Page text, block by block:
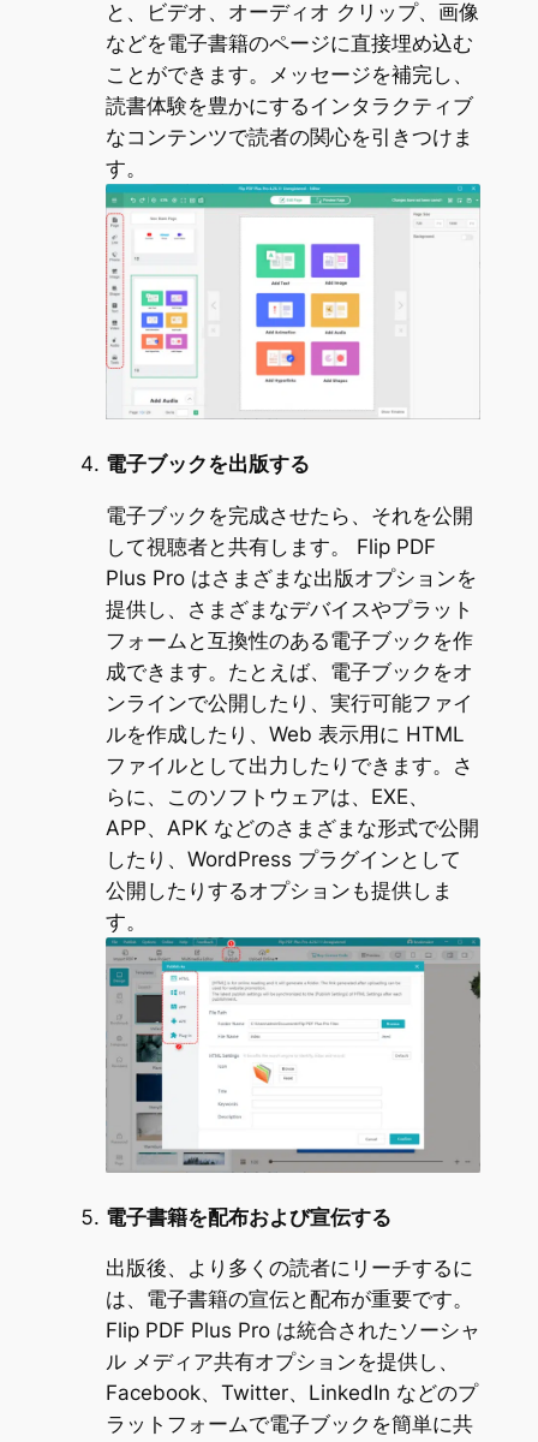
と、ビデオ、オーディオ クリップ、画像
などを電子書籍のページに直接埋め込む
ことができます。メッセージを補完し、
読書体験を豊かにするインタラクティブ
なコンテンツで読者の関心を引きつけま
す。
電子ブックを出版する
電子ブックを完成させたら、それを公開
して視聴者と共有します。 Flip PDF
Plus Pro はさまざまな出版オプションを
提供し、さまざまなデバイスやプラット
フォームと互換性のある電子ブックを作
成できます。たとえば、電子ブックをオ
ンラインで公開したり、実行可能ファイ
ルを作成したり、Web 表示用に HTML
ファイルとして出力したりできます。さ
らに、このソフトウェアは、EXE、
APP、APK などのさまざまな形式で公開
したり、WordPress プラグインとして
公開したりするオプションも提供しま
す。
電子書籍を配布および宣伝する
出版後、より多くの読者にリーチするに
は、電子書籍の宣伝と配布が重要です。
Flip PDF Plus Pro は統合されたソーシャ
ル メディア共有オプションを提供し、
Facebook、Twitter、LinkedIn などのプ
ラットフォームで電子ブックを簡単に共